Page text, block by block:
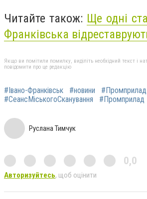
Читайте також: Ще одні
Франківська
Якщо ви помітили помилку, виділіть необхідний текст і
повідомити про це редакцію
#Івано-Франківськ #новини
#Промприлад
#СеансМіськогоСканування
#Промприлад
Руслана Тимчук
0,0
Авторизуйтесь, щоб оцінити